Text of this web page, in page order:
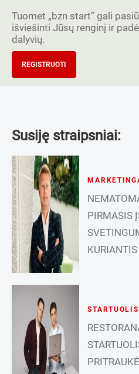
Tuomet „bzn start” gali
išviešinti Jūsų renginį ir
dalyvių.
REGISTRUOTI
Susiję straipsniai:
PIRMASIS
STARTUOLIS